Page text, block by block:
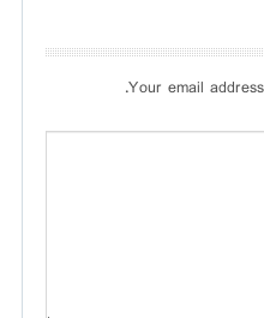
Your email